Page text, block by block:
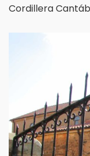
Cordillera